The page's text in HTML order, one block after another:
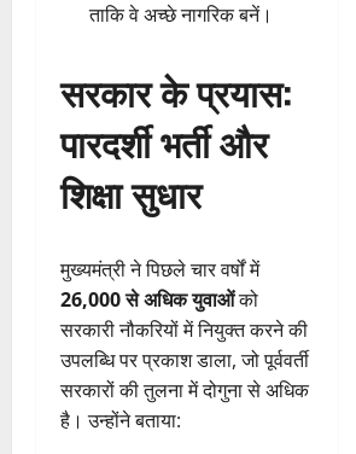
ताकि वे अच्छे नागरिक बनें।
सरकार के प्रयास:
पारदर्शी भर्ती और
शिक्षा सुधार
मुख्यमंत्री ने पिछले चार वर्षों में
26,000 से अधिक युवाओंको
सरकारी नौकरियों में नियुक्त करने की
उपलब्धि पर प्रकाश डाला, जो पूर्ववर्ती
सरकारों की तुलना में दोगुना से अधिक
है। उन्होंने बताया: